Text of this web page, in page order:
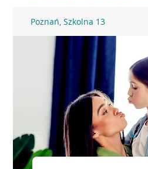
Poznań, Szkolna 13